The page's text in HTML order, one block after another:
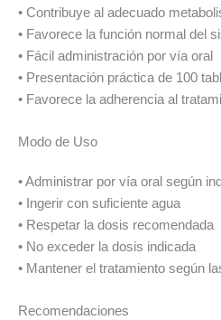
• Contribuye al adecuado
• Favorece la función normal del
• Fácil administración por vía oral
• Presentación práctica de 100
• Favorece la adherencia al
Modo de Uso
• Administrar por vía oral según
• Ingerir con suficiente agua
• Respetar la dosis recomendada
• No exceder la dosis indicada
• Mantener el tratamiento según
Recomendaciones